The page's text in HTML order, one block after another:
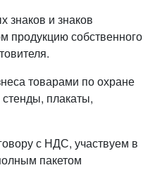
и знаков
продукцию собственного
товарами по охране
плакаты,
с НДС, участвуем в
пакетом